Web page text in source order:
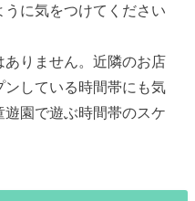
に気をつけてください
ありません。近隣のお店
している時間帯にも気
園で遊ぶ時間帯のスケ